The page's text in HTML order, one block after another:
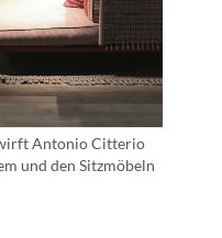
Antonio Citterio
und den Sitzmöbeln